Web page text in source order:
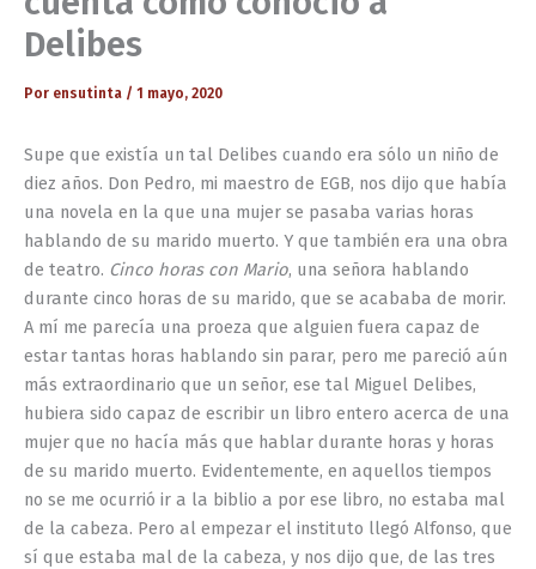
Delibes
Por ensutinta / 1 mayo, 2020
Supe que existía un tal Delibes cuando era sólo un niño de
diez años. Don Pedro, mi maestro de EGB, nos dijo que había
una novela en la que una mujer se pasaba varias horas
hablando de su marido muerto. Y que también era una obra
de teatro. Cinco horas con Mario, una señora hablando
durante cinco horas de su marido, que se acababa de morir.
A mí me parecía una proeza que alguien fuera capaz de
estar tantas horas hablando sin parar, pero me pareció aún
más extraordinario que un señor, ese tal Miguel Delibes,
hubiera sido capaz de escribir un libro entero acerca de una
mujer que no hacía más que hablar durante horas y horas
de su marido muerto. Evidentemente, en aquellos tiempos
no se me ocurrió ir a la biblio a por ese libro, no estaba mal
de la cabeza. Pero al empezar el instituto llegó Alfonso, que
sí que estaba mal de la cabeza, y nos dijo que, de las tres